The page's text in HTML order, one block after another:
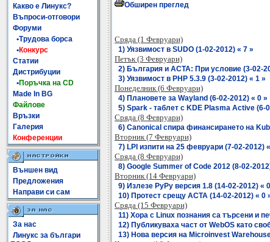
Какво е Линукс?
Въпроси-отговори
Форуми
•Трудова борса
•Конкурс
Статии
Дистрибуции
•Поръчка на CD
Made In BG
Файлове
Връзки
Галерия
Конференции
Външен вид
Предложения
Направи си сам
За нас
Линукс за българи
Обширен преглед
Сряда (1 Февруари)
1) Уязвимост в SUDO (1-02-2012) « 7 »
Петък (3 Февруари)
2) България и ACTA: При условие (3-02-
3) Уязвимост в PHP 5.3.9 (3-02-2012) « 1 »
Понеделник (6 Февруари)
4) Плановете за Wayland (6-02-2012) « 0 »
5) Spark - таблет с KDE Plasma Active (6-
Сряда (8 Февруари)
6) Canonical спира финансирането на
Вторник (7 Февруари)
7) LPI изпити на 25 февруари (7-02-2012)
Сряда (8 Февруари)
8) Google Summer of Code 2012 (8-02-
Вторник (14 Февруари)
9) Излезе PyPy версия 1.8 (14-02-2012) «
10) Протест срещу ACTA (14-02-2012) « 0
Сряда (15 Февруари)
11) Хора с Linux познания са търсени и
12) Публикуваха част от WebOS като
13) Нова версия на Microinvest